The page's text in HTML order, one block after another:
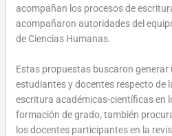
acompañan los procesos de
acompañaron autoridades del
de Ciencias Humanas.
Estas propuestas buscaron generar
estudiantes y docentes respecto de
escritura académicas-científicas en
formación de grado, también
los docentes participantes en la